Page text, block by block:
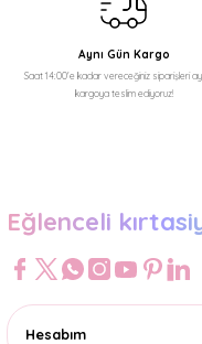
Aynı Gün Kargo
Saat 14:00'e kadar vereceğiniz siparişleri
kargoya teslim ediyoruz!
Eğlenceli
Hesabım